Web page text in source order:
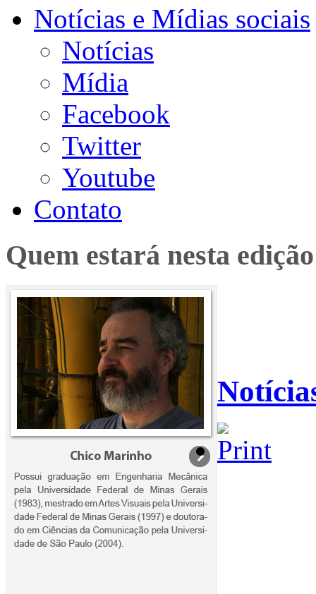
Notícias e Mídias sociais
Notícias
Mídia
Facebook
Twitter
Youtube
Contato
Quem estará nesta edição